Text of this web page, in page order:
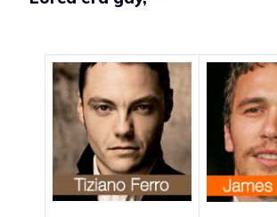
accettarlo